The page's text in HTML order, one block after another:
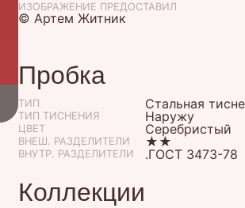
ИЗОБРАЖЕНИЕ ПРЕДОСТАВИЛ
© Артем Житник
Пробка
ТИП Стальная
ТИП ТИСНЕНИЯ Наружу
ЦВЕТ Серебристый
ВНЕШ. РАЗДЕЛИТЕЛИ ★★
ВНУТР. РАЗДЕЛИТЕЛИ .ГОСТ 3473-78
Коллекции